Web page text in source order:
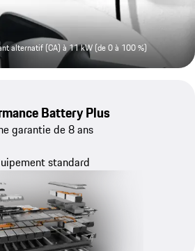
alternatif (CA) à 11 kW (de 0 à 100 %)
Battery Plus
garantie de 8 ans
standard